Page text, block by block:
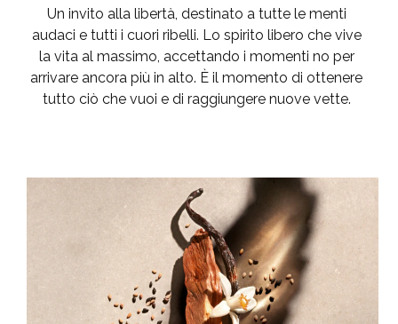
Un invito alla libertà, destinato a tutte le menti
audaci e tutti i cuori ribelli. Lo spirito libero che vive
la vita al massimo, accettando i momenti no per
arrivare ancora più in alto. È il momento di ottenere
tutto ciò che vuoi e di raggiungere nuove vette.